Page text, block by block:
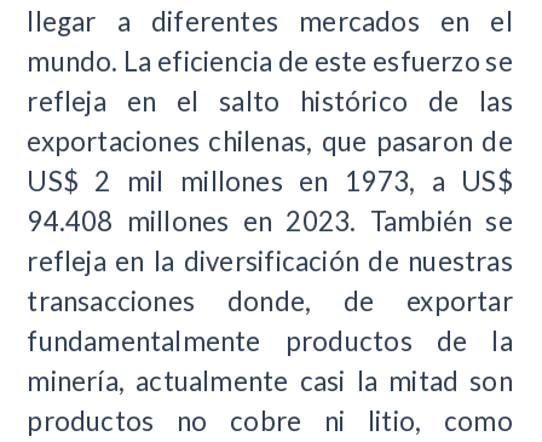
llegar a diferentes mercados en el
mundo. La eficiencia de este esfuerzo se
refleja en el salto histórico de las
exportaciones chilenas, que pasaron de
US$ 2 mil millones en 1973, a US$
94.408 millones en 2023. También se
refleja en la diversificación de nuestras
transacciones donde, de exportar
fundamentalmente productos de la
minería, actualmente casi la mitad son
productos no cobre ni litio, como